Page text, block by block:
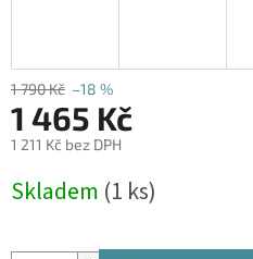
1 790 Kč –18 %
1 465 Kč
1 211 Kč bez DPH
cena:
Skladem (1 ks)